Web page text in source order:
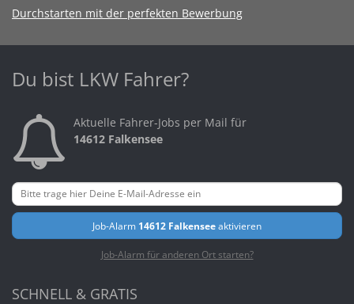
Durchstarten mit der perfekten Bewerbung
Du bist LKW Fahrer?
Aktuelle Fahrer-Jobs per Mail für
14612 Falkensee
Job-Alarm 14612 Falkenseeaktivieren
Job-Alarm für anderen Ort starten?
SCHNELL & GRATIS